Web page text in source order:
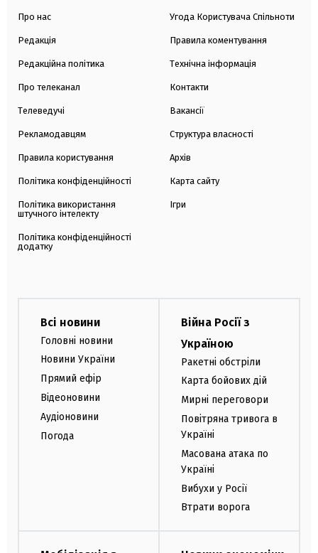
Про нас
Редакція
Редакційна політика
Про телеканал
Телеведучі
Рекламодавцям
Правила користування
Політика конфіденційності
Політика використання
штучного інтелекту
Політика конфіденційності
додатку
Угода Користувача Спільноти
Правила коментування
Технічна інформація
Контакти
Вакансії
Структура власності
Архів
Карта сайту
Ігри
Всі новини
Головні новини
Новини України
Прямий ефір
Відеоновини
Аудіоновини
Погода
Війна Росії з
Україною
Ракетні обстріли
Карта бойових дій
Мирні переговори
Повітряна тривога в
Україні
Масована атака по
Україні
Вибухи у Росії
Втрати ворога